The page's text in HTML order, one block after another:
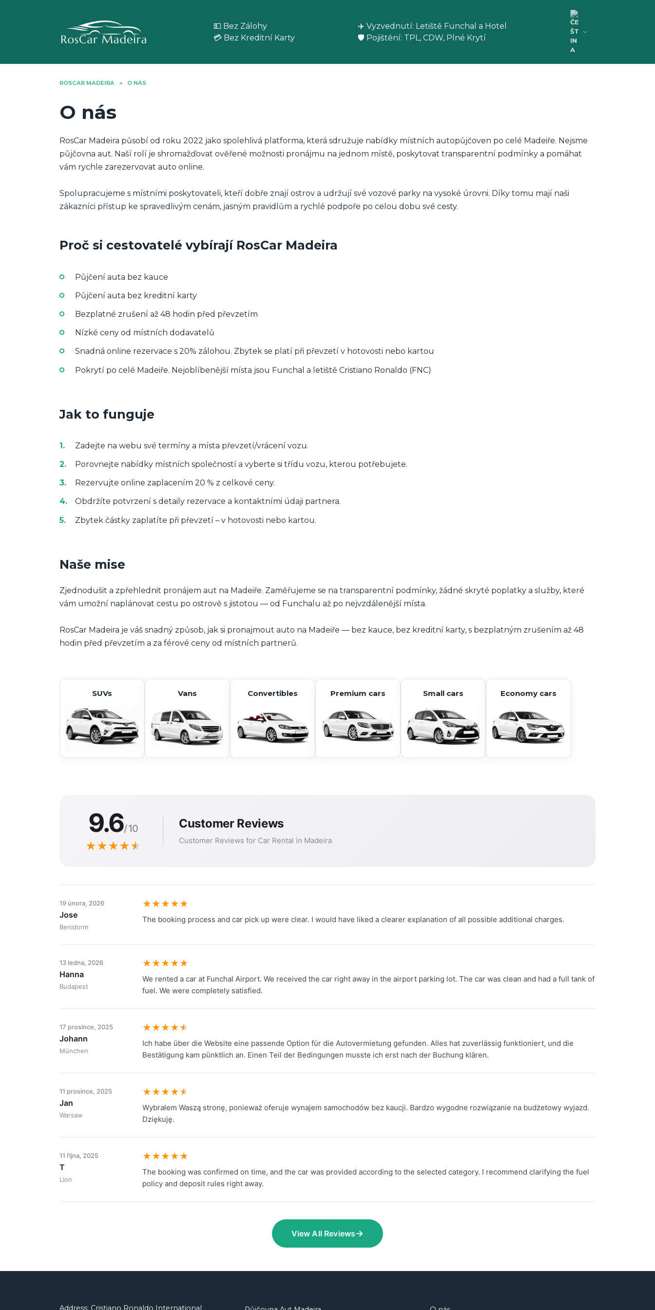
💵 Bez Zálohy
💳 Bez Kreditní Karty
✈️ Vyzvednutí: Letiště Funchal a Hotel
🛡️ Pojištění: TPL, CDW, Plné Krytí
ROSCAR MADEIRA » O NÁS
O nás
RosCar Madeira působí od roku 2022 jako spolehlivá platforma, která sdružuje nabídky místních autopůjčoven po celé Madeiře. Nejsme
půjčovna aut. Naší rolí je shromažďovat ověřené možnosti pronájmu na jednom místě, poskytovat transparentní podmínky a pomáhat
vám rychle zarezervovat auto online.
Spolupracujeme s místními poskytovateli, kteří dobře znají ostrov a udržují své vozové parky na vysoké úrovni. Díky tomu mají naši
zákazníci přístup ke spravedlivým cenám, jasným pravidlům a rychlé podpoře po celou dobu své cesty.
Proč si cestovatelé vybírají RosCar Madeira
Půjčení auta bez kauce
Půjčení auta bez kreditní karty
Bezplatné zrušení až 48 hodin před převzetím
Nízké ceny od místních dodavatelů
Snadná online rezervace s 20% zálohou. Zbytek se platí při převzetí v hotovosti nebo kartou
Pokrytí po celé Madeiře. Nejoblíbenější místa jsou Funchal a letiště Cristiano Ronaldo (FNC)
Jak to funguje
Zadejte na webu své termíny a místa převzetí/vrácení vozu.
Porovnejte nabídky místních společností a vyberte si třídu vozu, kterou potřebujete.
Rezervujte online zaplacením 20 % z celkové ceny.
Obdržíte potvrzení s detaily rezervace a kontaktními údaji partnera.
Zbytek částky zaplatíte při převzetí – v hotovosti nebo kartou.
Naše mise
Zjednodušit a zpřehlednit pronájem aut na Madeiře. Zaměřujeme se na transparentní podmínky, žádné skryté poplatky a služby, které
vám umožní naplánovat cestu po ostrově s jistotou — od Funchalu až po nejvzdálenější místa.
RosCar Madeira je váš snadný způsob, jak si pronajmout auto na Madeiře — bez kauce, bez kreditní karty, s bezplatným zrušením až 48
hodin před převzetím a za férové ceny od místních partnerů.
SUVs Vans Convertibles Premium cars Small cars Economy cars
9.6/ 10
★★★★★
Customer Reviews
Customer Reviews for Car Rental in Madeira
19 února, 2026
Jose
Benidorm
★★★★★
The booking process and car pick up were clear. I would have liked a clearer explanation of all possible additional charges.
13 ledna, 2026
Hanna
Budapest
★★★★★
We rented a car at Funchal Airport. We received the car right away in the airport parking lot. The car was clean and had a full tank of
fuel. We were completely satisfied.
17 prosince, 2025
Johann
München
★★★★★
Ich habe über die Website eine passende Option für die Autovermietung gefunden. Alles hat zuverlässig funktioniert, und die
Bestätigung kam pünktlich an. Einen Teil der Bedingungen musste ich erst nach der Buchung klären.
11 prosince, 2025
Jan
Warsaw
★★★★★
Wybrałem Waszą stronę, ponieważ oferuje wynajem samochodów bez kaucji. Bardzo wygodne rozwiązanie na budżetowy wyjazd.
Dziękuję.
11 října, 2025
T
Lion
★★★★★
The booking was confirmed on time, and the car was provided according to the selected category. I recommend clarifying the fuel
policy and deposit rules right away.
View All Reviews→
Address: Cristiano Ronaldo International